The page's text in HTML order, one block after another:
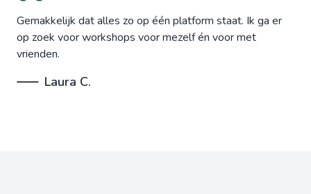
Gemakkelijk dat alles zo op één platform staat. Ik ga er
op zoek voor workshops voor mezelf én voor met
vrienden.
Laura C.